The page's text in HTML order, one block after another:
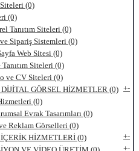
(0)
(0)
Tanıtım Siteleri (0)
Sipariş Sistemleri (0)
Web Sitesi (0)
Siteleri (0)
ve CV Siteleri (0)
GÖRSEL HİZMETLER (0) +-
(0)
Evrak Tasarımları (0)
Reklam Görselleri (0)
HİZMETLERİ (0)
+-
+-